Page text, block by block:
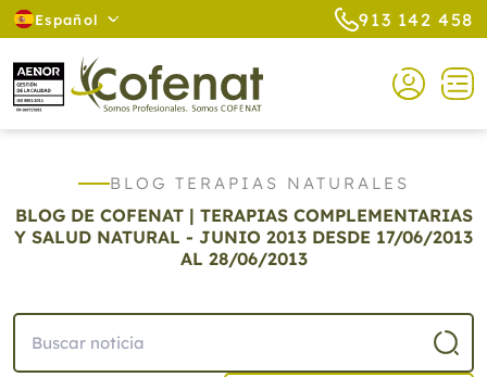
Español 913 142 458
BLOG TERAPIAS NATURALES
BLOG DE COFENAT | TERAPIAS COMPLEMENTARIAS
Y SALUD NATURAL - JUNIO 2013 DESDE 17/06/2013
AL 28/06/2013